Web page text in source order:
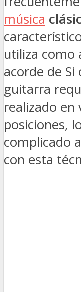
música
utiliza como
acorde de Si
guitarra
realizado en
posiciones,
complicado
con esta